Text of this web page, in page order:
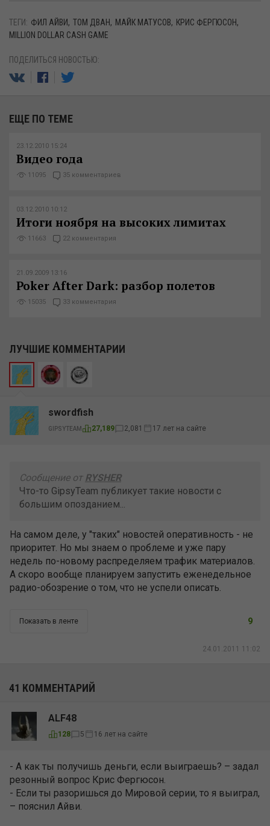
ТЕГИ: ФИЛ АЙВИ ТОМ ДВАН МАЙК МАТУСОВ
КРИС ФЕРГЮСОН
MILLION DOLLAR CASH GAME
ПОДЕЛИТЬСЯ НОВОСТЬЮ:
ЕЩЕ ПО ТЕМЕ
23.12.2010 15:24
Видео года
11095 35 комментариев
03.12.2010 10:12
Итоги ноября на высоких лимитах
11663 22 комментария
21.09.2009 13:16
Poker After Dark: разбор полетов
15035 33 комментария
ЛУЧШИЕ КОММЕНТАРИИ
swordfish
GIPSYTEAM 27,189 2,081 17 лет на сайте
Сообщение от RYSHER
Что-то GipsyTeam публикует такие новости с
большим опозданием...
На самом деле, у "таких" новостей оперативность - не
приоритет. Но мы знаем о проблеме и уже пару
недель по-новому распределяем трафик материалов.
А скоро вообще планируем запустить еженедельное
радио-обозрение о том, что не успели описать.
Показать в ленте
24.01.2011 11:02
9
41 КОММЕНТАРИЙ
ALF48
128 5 16 лет на сайте
- А как ты получишь деньги, если выиграешь? – задал
резонный вопрос Крис Фергюсон.
- Если ты разоришься до Мировой серии, то я выиграл,
– пояснил Айви.